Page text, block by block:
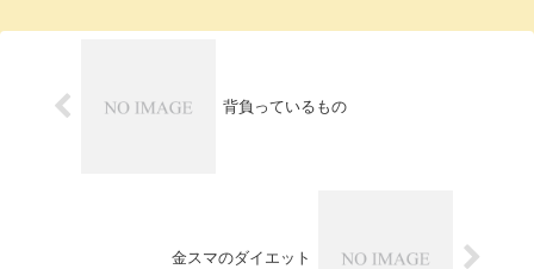
背負っているもの
金スマのダイエット